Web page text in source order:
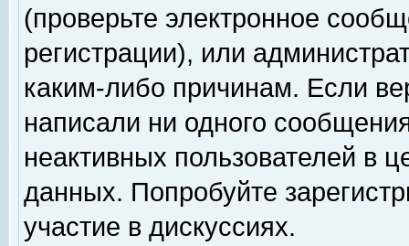
(проверьте электронное
регистрации), или
каким-либо причинам. Если
написали ни одного
неактивных пользователей в
данных. Попробуйте
участие в дискуссиях.